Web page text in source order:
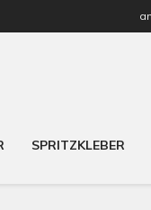
SPRITZKLEBER